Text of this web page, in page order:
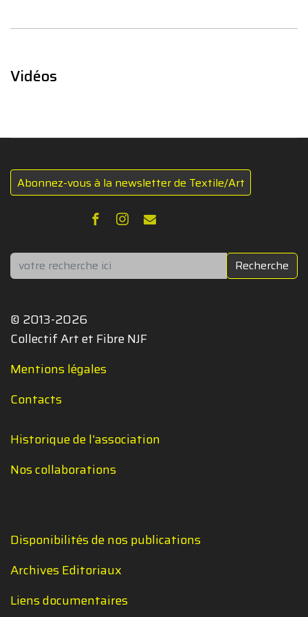
Vidéos
Abonnez-vous à la newsletter de Textile/Art
Rechercher Recherche
© 2013-2026
Collectif Art et Fibre NJF
Mentions légales
Contacts
Historique de l'association
Nos collaborations
Disponibilités de nos publications
Archives Editoriaux
Liens documentaires